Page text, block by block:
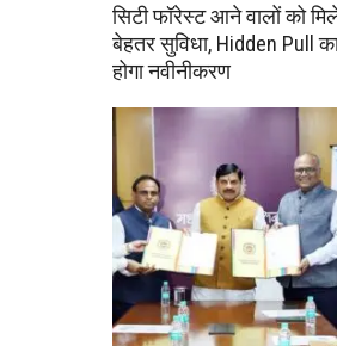
सिटी फॉरेस्ट आने वालों को
बेहतर सुविधा, Hidden Pull
होगा नवीनीकरण